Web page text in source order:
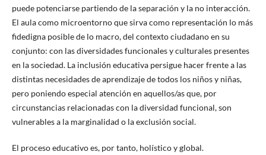
puede potenciarse partiendo de la separación y la no interacción.
El aula como microentorno que sirva como representación lo más
fidedigna posible de lo macro, del contexto ciudadano en su
conjunto: con las diversidades funcionales y culturales presentes
en la sociedad. La inclusión educativa persigue hacer frente a las
distintas necesidades de aprendizaje de todos los niños y niñas,
pero poniendo especial atención en aquellos/as que, por
circunstancias relacionadas con la diversidad funcional, son
vulnerables a la marginalidad o la exclusión social.
El proceso educativo es, por tanto, holístico y global.